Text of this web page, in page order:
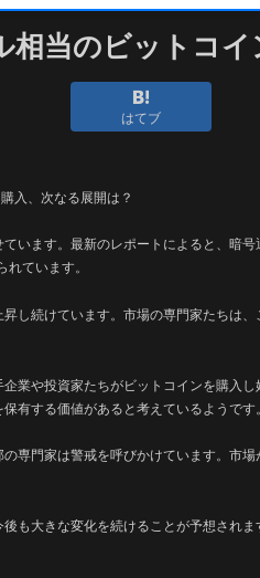
相当のビットコ
はてブ
入、次なる展開は？
います。最新のレポートによると、暗
ています。
し続けています。市場の専門家たちは
業や投資家たちがビットコインを購入
有する価値があると考えているようです。
専門家は警戒を呼びかけています。市
も大きな変化を続けることが予想され